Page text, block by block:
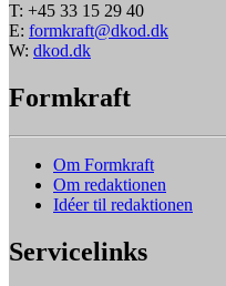
T: +45 33 15 29 40
E: formkraft@dkod.dk
W: dkod.dk
Formkraft
Om Formkraft
Om redaktionen
Idéer til redaktionen
Servicelinks